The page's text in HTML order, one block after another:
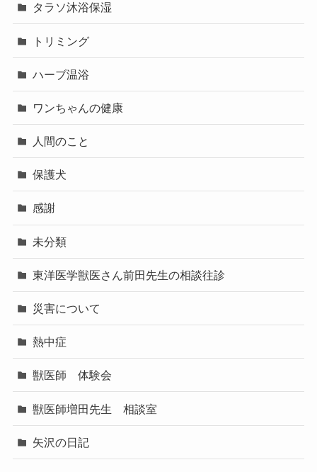
タラソ沐浴保湿
トリミング
ハーブ温浴
ワンちゃんの健康
人間のこと
保護犬
感謝
未分類
東洋医学獣医さん前田先生の相談往診
災害について
熱中症
獣医師 体験会
獣医師増田先生 相談室
矢沢の日記